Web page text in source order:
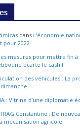
dans L’économie
pour 2022
mesures pour mettre fin à
écarte le cash !
des véhicules : La
: Vitrine d’une diplomatie
Constantine : De
mécanisation agricole